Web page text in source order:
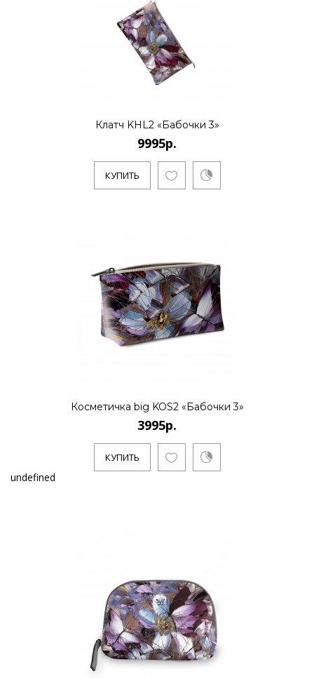
Клатч KHL2 «Бабочки 3»
9995р.
КУПИТЬ
Косметичка big KOS2 «Бабочки 3»
3995р.
КУПИТЬ
undefined